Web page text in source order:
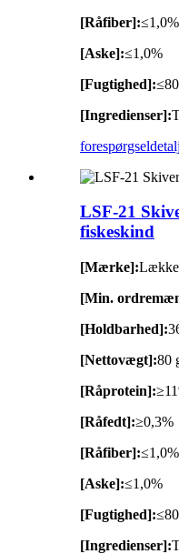
[Råfiber]:≤1,0%
[Aske]:≤1,0%
[Fugtighed]:
[Ingredienser]:
forespørgsel
LSF-21
fiskeskind
[Mærke]:
[Min.
[Holdbarhed]:
[Nettovægt]:80
[Råprotein]:
[Råfedt]:≥0,3%
[Råfiber]:≤1,0%
[Aske]:≤1,0%
[Fugtighed]:
[Ingredienser]: